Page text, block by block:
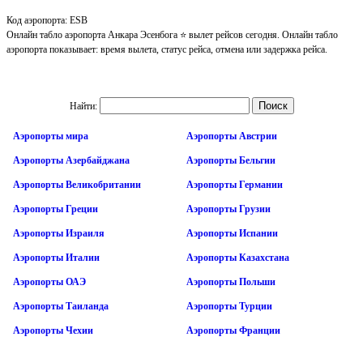
Код аэропорта: ESB
Онлайн табло аэропорта Анкара Эсенбога ⭐ вылет рейсов сегодня. Онлайн табло
аэропорта показывает: время вылета, статус рейса, отмена или задержка рейса.
Найти:
Аэропорты мира Аэропорты Австрии
Аэропорты Азербайджана Аэропорты Бельгии
Аэропорты Великобритании Аэропорты Германии
Аэропорты Греции Аэропорты Грузии
Аэропорты Израиля Аэропорты Испании
Аэропорты Италии Аэропорты Казахстана
Аэропорты ОАЭ Аэропорты Польши
Аэропорты Таиланда Аэропорты Турции
Аэропорты Чехии Аэропорты Франции